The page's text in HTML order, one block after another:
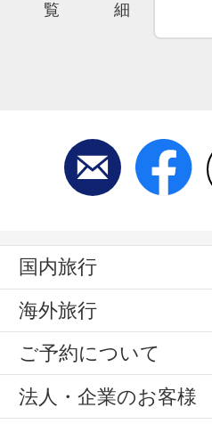
覧
細
国内旅行
海外旅行
ご予約について
法人・企業のお客様